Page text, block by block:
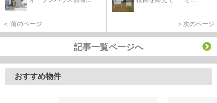
＜ 前のページ ＞次のページ
記事一覧ページへ
おすすめ物件